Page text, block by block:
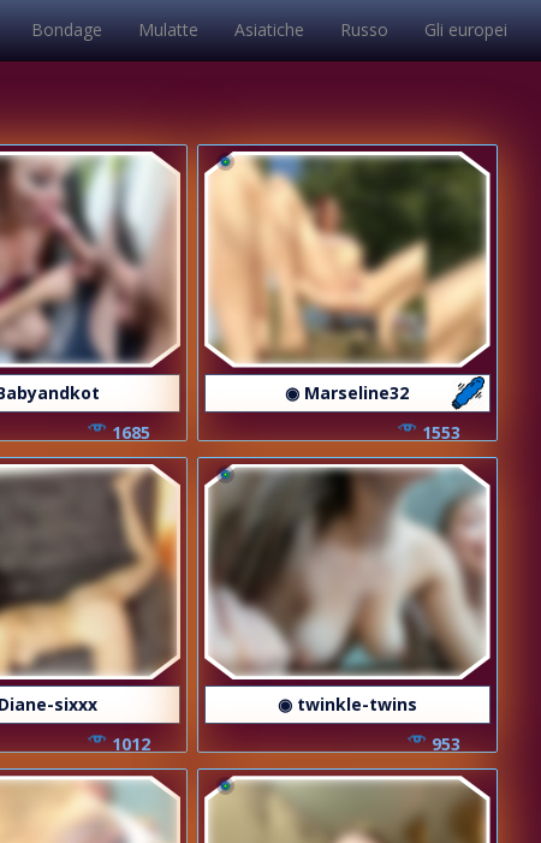
Bondage Mulatte Asiatiche Russo Gli europei
1685
◉ Marseline32
1553
sixxx
1012
◉ twinkle-twins
953